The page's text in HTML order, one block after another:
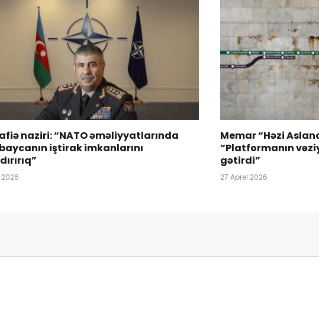
naziri: “NATO əməliyyatlarında
iştirak imkanlarını
Memar “Həzi
“Platformanın
gətirdi”
27 Aprel 2026